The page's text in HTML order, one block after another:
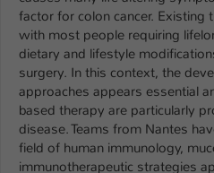
factor for colon cancer. Existing
with most people requiring
dietary and lifestyle
surgery. In this context, the
approaches appears essential
based therapy are particularly
disease. Teams from Nantes
field of human immunology,
immunotherapeutic strategies
Zweck
kann der
wiedererkannt
Zugang zu
gewährt.
Name